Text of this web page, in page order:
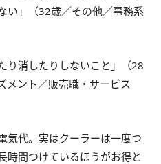
い」（32歳／その他／事務系
り消したりしないこと」（28
メント／販売職・サービス
気代。実はクーラーは一度つ
時間つけているほうがお得と